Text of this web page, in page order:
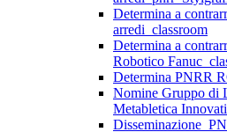
Determina a
arredi_classroom
Determina a
Robotico
Determina PNRR
Nomine Gruppo di
Metabletica